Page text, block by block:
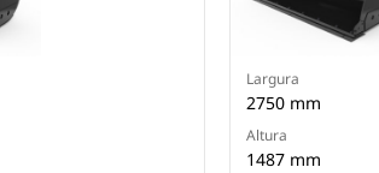
Largura
2750 mm
Altura
1487 mm